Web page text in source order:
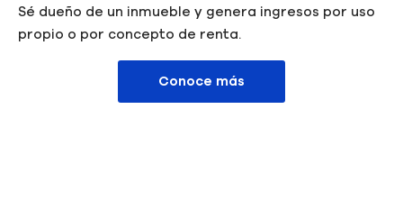
Sé dueño de un inmueble y genera ingresos por uso
propio o por concepto de renta.
Conoce más